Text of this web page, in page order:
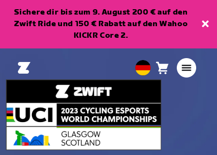
Sichere dir bis zum 9. August 200 € auf den
Zwift Ride und 150 € Rabatt auf den Wahoo
KICKR Core 2.
EuropeanWarenkorb